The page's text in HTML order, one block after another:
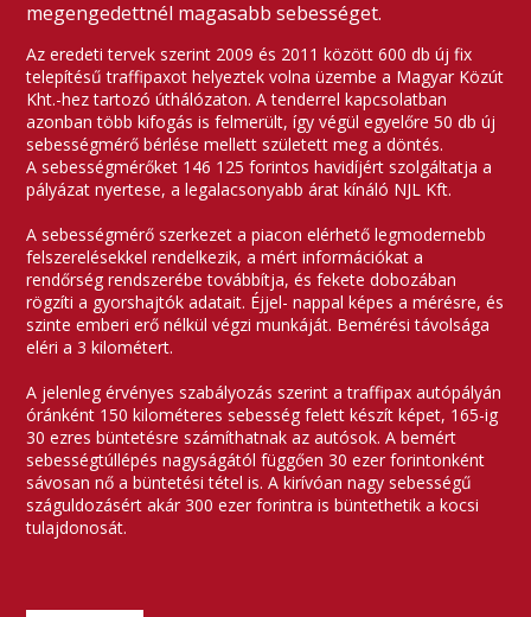
megengedettnél magasabb sebességet.
Az eredeti tervek szerint 2009 és 2011 között 600 db új fix
telepítésű traffipaxot helyeztek volna üzembe a Magyar Közút
Kht.-hez tartozó úthálózaton. A tenderrel kapcsolatban
azonban több kifogás is felmerült, így végül egyelőre 50 db új
sebességmérő bérlése mellett született meg a döntés.
A sebességmérőket 146 125 forintos havidíjért szolgáltatja a
pályázat nyertese, a legalacsonyabb árat kínáló NJL Kft.
A sebességmérő szerkezet a piacon elérhető legmodernebb
felszerelésekkel rendelkezik, a mért információkat a
rendőrség rendszerébe továbbítja, és fekete dobozában
rögzíti a gyorshajtók adatait. Éjjel- nappal képes a mérésre, és
szinte emberi erő nélkül végzi munkáját. Bemérési távolsága
eléri a 3 kilométert.
A jelenleg érvényes szabályozás szerint a traffipax autópályán
óránként 150 kilométeres sebesség felett készít képet, 165-ig
30 ezres büntetésre számíthatnak az autósok. A bemért
sebességtúllépés nagyságától függően 30 ezer forintonként
sávosan nő a büntetési tétel is. A kirívóan nagy sebességű
száguldozásért akár 300 ezer forintra is büntethetik a kocsi
tulajdonosát.